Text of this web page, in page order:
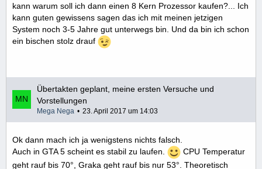
kann warum soll ich dann einen 8 Kern Prozessor kaufen?... Ich
kann guten gewissens sagen das ich mit meinen jetzigen
System noch 3-5 Jahre gut unterwegs bin. Und da bin ich schon
ein bischen stolz drauf
Übertakten geplant, meine ersten Versuche und
Vorstellungen
Mega Nega 23. April 2017 um 14:03
Ok dann mach ich ja wenigstens nichts falsch.
Auch in GTA 5 scheint es stabil zu laufen.
CPU Temperatur
geht rauf bis 70°, Graka geht rauf bis nur 53°. Theoretisch